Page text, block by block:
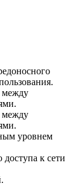
между
между
уровнем
к сети